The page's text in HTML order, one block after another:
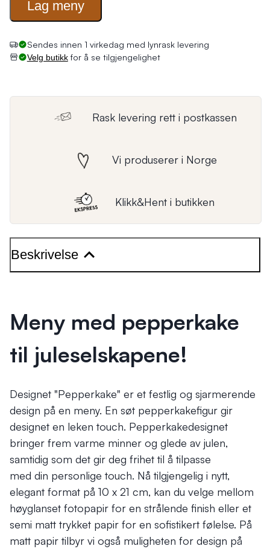
Lag meny
Sendes innen 1 virkedag med lynrask levering
Velg butikkfor å se tilgjengelighet
Rask levering rett i postkassen
Vi produserer i Norge
Klikk&Hent i butikken
Beskrivelse
Meny med pepperkake
til juleselskapene!
Designet "Pepperkake" er et festlig og sjarmerende
design på en meny. En søt pepperkakefigur gir
designet en leken touch. Pepperkakedesignet
bringer frem varme minner og glede av julen,
samtidig som det gir deg frihet til å tilpasse
med din personlige touch. Nå tilgjengelig i nytt,
elegant format på 10 x 21 cm, kan du velge mellom
høyglanset fotopapir for en strålende finish eller et
semi matt trykket papir for en sofistikert følelse. På
matt papir tilbyr vi også muligheten for design på